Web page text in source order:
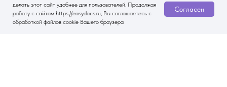
делать этот сайт удобнее для пользователей. Продолжая
работу с сайтом https://easydocs.ru, Вы соглашаетесь с
обработкой файлов cookie Вашего браузера
Согласен